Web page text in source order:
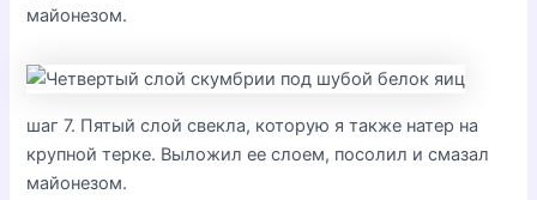
майонезом.
шаг 7. Пятый слой свекла, которую я также натер на
крупной терке. Выложил ее слоем, посолил и смазал
майонезом.